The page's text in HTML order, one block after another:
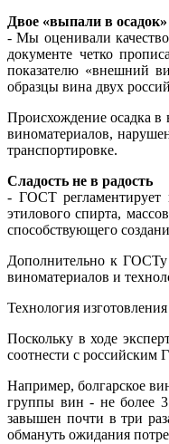
Двое «выпали в осадок»
- Мы оценивали
документе четко
показателю «внешний
образцы вина двух
Происхождение осадка в
виноматериалов,
транспортировке.
Сладость не в радость
- ГОСТ регламентирует
этилового спирта,
способствующего
Дополнительно к ГОСТу
виноматериалов и
Технология
Поскольку в ходе
соотнести с российским
Например, болгарское
группы вин - не более 3
завышен почти в три
обмануть ожидания